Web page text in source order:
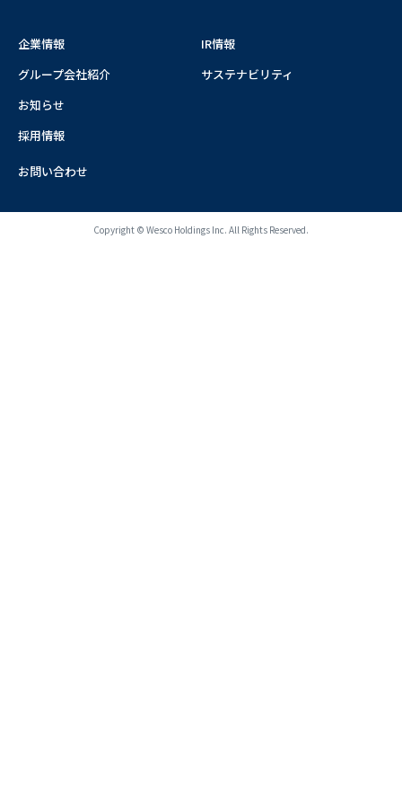
企業情報
IR情報
グループ会社紹介
サステナビリティ
お知らせ
採用情報
お問い合わせ
Copyright © Wesco Holdings Inc. All Rights Reserved.